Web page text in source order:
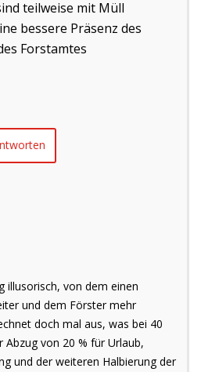
teilweise mit Müll
bessere Präsenz des
Forstamtes
illusorisch, von dem einen
und dem Förster mehr
doch mal aus, was bei 40
von 20 % für Urlaub,
und der weiteren Halbierung der